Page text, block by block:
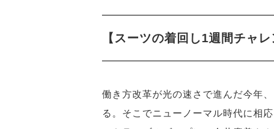
【スーツの着回し1週間チャ
働き方改革が光の速さで進んだ今年
る。そこでニューノーマル時代に相